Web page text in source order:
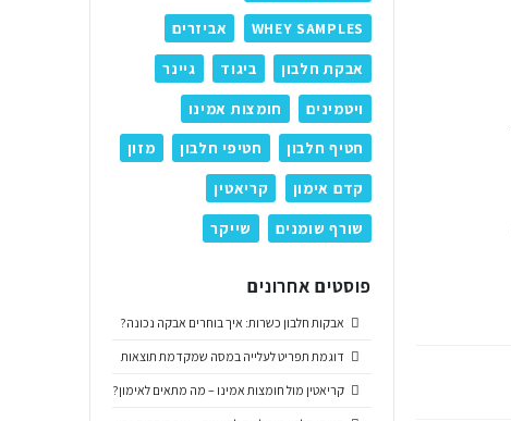
WHEY SAMPLES אביזרים
אבקת חלבון ביגוד גיינר
ויטמינים חומצות אמינו
חטיף חלבון חטיפי חלבון מזון
קדם אימון קריאטין
שורף שומנים שייקר
פוסטים אחרונים
אבקות חלבון כשרות: איך בוחרים אבקה נכונה?
דוגמת תפריט לעלייה במסה שמקדמת תוצאות
קריאטין מול חומצות אמינו – מה מתאים לאימון?